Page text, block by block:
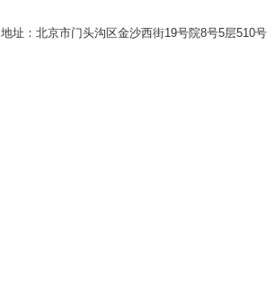
地址：北京市门头沟区金沙西街19号院8号5层510